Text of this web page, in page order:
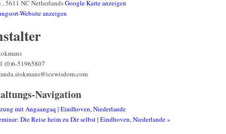
,5611 NC NetherlandsGoogle Karte anzeigen
Website anzeigen
(0)6-51965807
Navigation
mit Angaangaq | Eindhoven, Niederlande
Die Reise heim zu Dir selbst | Eindhoven, Niederlande»